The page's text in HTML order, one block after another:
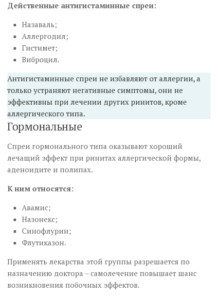
Действенные антигистаминные спреи:
Назаваль;
Аллергодил;
Гистимет;
Виброцил.
Антигистаминные спреи не избавляют от аллергии, а
только устраняют негативные симптомы, они не
эффективны при лечении других ринитов, кроме
аллергического типа.
Гормональные
Спреи гормонального типа оказывают хороший
лечащий эффект при ринитах аллергической формы,
аденоидите и полипах.
К ним относятся:
Авамис;
Назонекс;
Синофлурин;
Флутиказон.
Применять лекарства этой группы разрешается по
назначению доктора – самолечение повышает шанс
возникновения побочных эффектов.